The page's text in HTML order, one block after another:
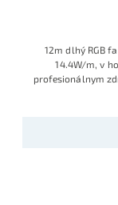
12m dlhý RGB
14.4W/m, v
profesionálnym